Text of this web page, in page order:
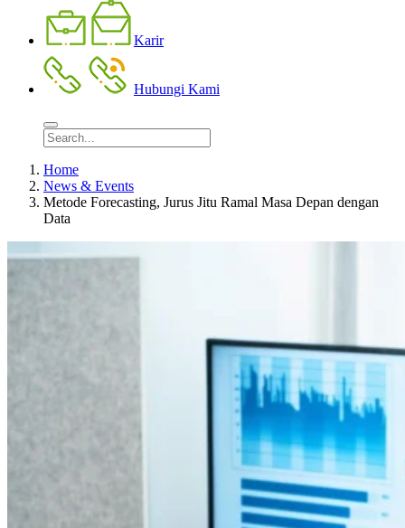
Karir
Hubungi Kami
Home
News & Events
Metode Forecasting, Jurus Jitu Ramal Masa Depan dengan
Data